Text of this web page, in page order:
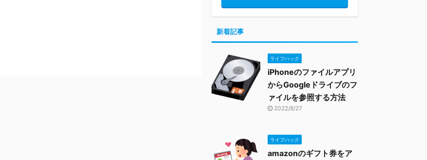
新着記事
ライフハック
iPhoneのファイルアプリ
からGoogleドライブのフ
ァイルを参照する方法
2022/8/27
ライフハック
amazonのギフト券をア